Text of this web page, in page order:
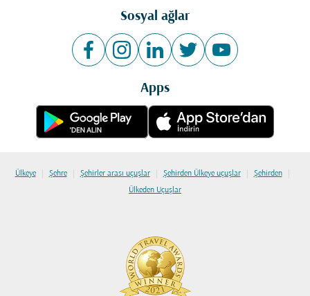
Sosyal ağlar
Apps
Ülkeye | Şehre | Şehirler arası uçuşlar | Şehirden Ülkeye uçuşlar | Şehirden |
Ülkeden Uçuşlar